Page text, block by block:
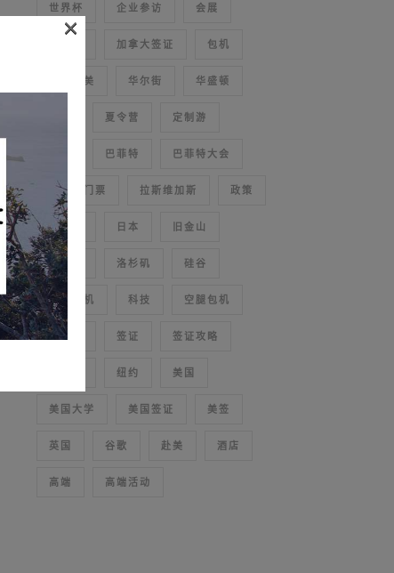
世界杯 企业参访 会展
加拿大签证 包机
十全十美 华尔街 华盛顿
夏令营 定制游
巴菲特 巴菲特大会
巴菲特门票 拉斯维加斯 政策
新加坡 日本 旧金山
波士顿 洛杉矶 硅谷
私人飞机 科技 空腿包机
空腿机 签证 签证攻略
纽约 美国
美国大学 美国签证 美签
英国 谷歌 赴美 酒店
高端 高端活动
×